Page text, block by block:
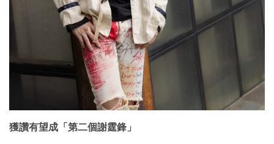
獲讚有望成「第二個謝霆鋒」